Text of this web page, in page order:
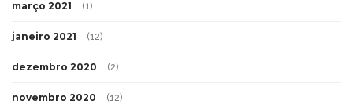
março 2021 (1)
janeiro 2021 (12)
dezembro 2020 (2)
novembro 2020 (12)